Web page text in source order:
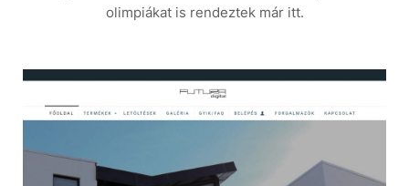
olimpiákat is rendeztek már itt.